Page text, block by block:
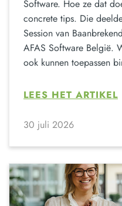
Software. Hoe ze dat
concrete tips. Die
Session van
AFAS Software België.
ook kunnen toepassen
LEES HET ARTIKEL
30 juli 2026